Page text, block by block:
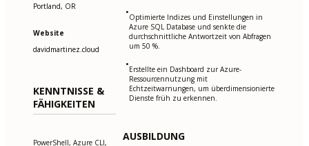
Portland, OR
Website
davidmartinez.cloud
KENNTNISSE &
FÄHIGKEITEN
PowerShell, Azure CLI,
•Optimierte Indizes und Einstellungen in
Azure SQL Database und senkte die
durchschnittliche Antwortzeit von Abfragen
um 50 %.
•Erstellte ein Dashboard zur Azure-
Ressourcennutzung mit
Echtzeitwarnungen, um überdimensionierte
Dienste früh zu erkennen.
AUSBILDUNG